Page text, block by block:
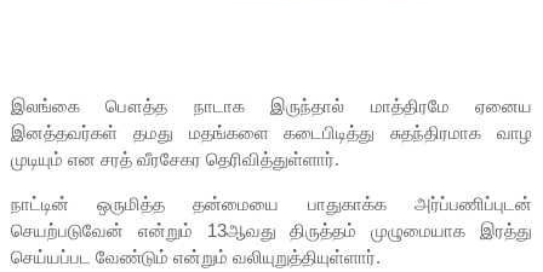
இலங்கை பௌத்த நாடாக இருந்தால் மாத்திரமே ஏனைய
இனத்தவர்கள் தமது மதங்களை கடைபிடித்து சுதந்திரமாக வாழ
முடியும் என சரத் வீரசேகர தெரிவித்துள்ளார்.
நாட்டின் ஒருமித்த தன்மையை பாதுகாக்க அர்ப்பணிப்புடன்
செயற்படுவேன் என்றும் 13ஆவது திருத்தம் முழுமையாக இரத்து
செய்யப்பட வேண்டும் என்றும் வலியுறுத்தியுள்ளார்.